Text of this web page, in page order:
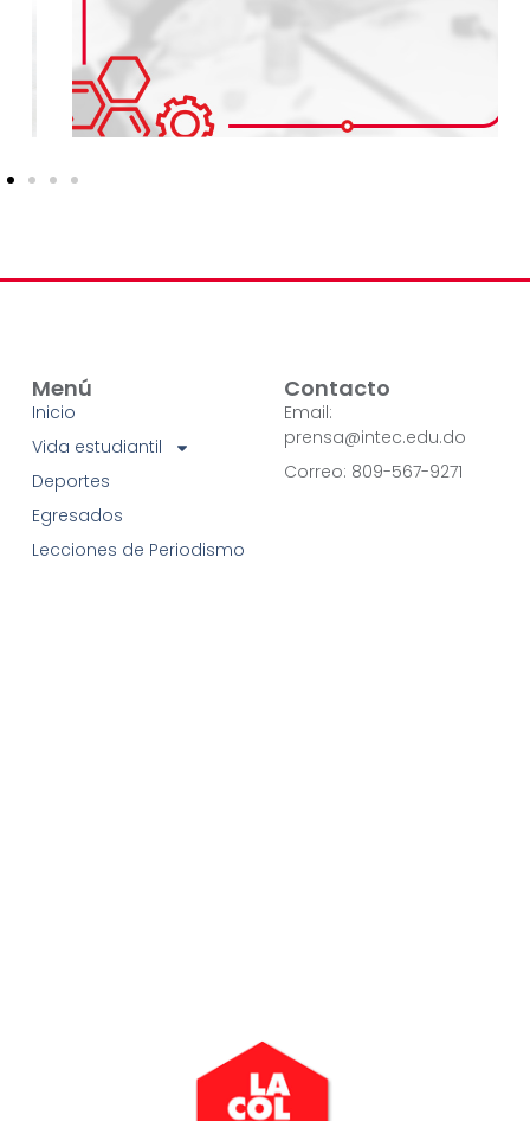
Menú
Inicio
Vida estudiantil
Deportes
Egresados
Lecciones de Periodismo
Contacto
Email:
prensa@intec.edu.do
Correo: 809-567-9271